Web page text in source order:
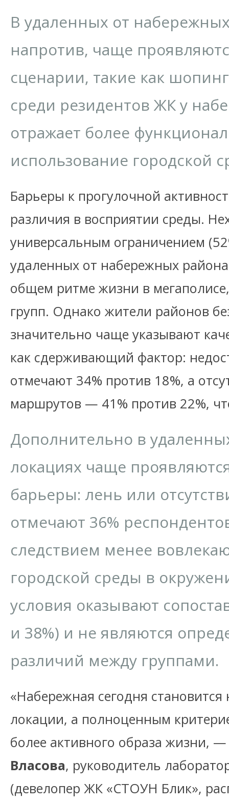
В удаленных от
напротив, чаще
сценарии, такие как
среди резидентов ЖК у
отражает более
использование городской
Барьеры к прогулочной
различия в восприятии среды.
универсальным ограничением
удаленных от набережных
общем ритме жизни в
групп. Однако жители районов
значительно чаще указывают
как сдерживающий фактор:
отмечают 34% против 18%, а
маршрутов — 41% против 22%,
Дополнительно в
локациях чаще
барьеры: лень или
отмечают 36%
следствием менее
городской среды в
условия оказывают
и 38%) и не являются
различий между группами.
«Набережная сегодня
локации, а полноценным
более активного образа жизни,
Власова, руководитель
(девелопер ЖК «СТОУН Блик»,